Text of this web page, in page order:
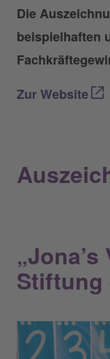
Die
beispielhaften
Zur Website
Stiftung